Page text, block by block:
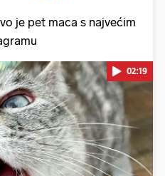
je pet maca s najvećim
videa...
02:19